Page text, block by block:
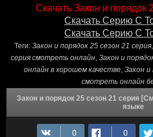
Скачать Закон и порядок
Скачать Серию С
Скачать Серию С
Теги: Закон и порядок 25 сезон 21 серия,
серия смотреть онлайн, Закон и
онлайн в хорошем качестве, Закон и
смотреть онлайн
Закон и порядок 25 сезон 21 серия
языке